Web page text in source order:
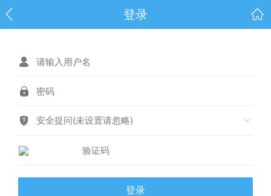
登录
安全提问(未设置请忽略)
登录